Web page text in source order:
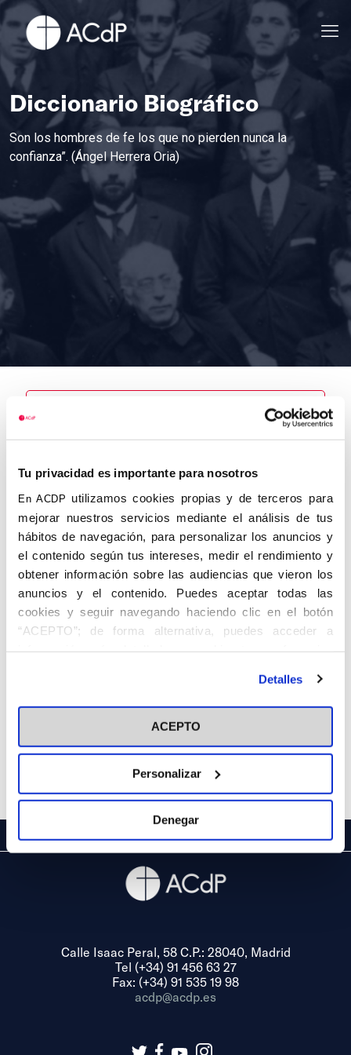
Tu privacidad es importante para nosotros
En ACDP utilizamos cookies propias y de terceros para
mejorar nuestros servicios mediante el análisis de tus
hábitos de navegación, para personalizar los anuncios y
el contenido según tus intereses, medir el rendimiento y
obtener información sobre las audiencias que vieron los
anuncios y el contenido. Puedes aceptar todas las
cookies y seguir navegando haciendo clic en el botón
“ACEPTO”; de forma alternativa, puedes acceder a
información más detallada y cambiar tus preferencias
en el botón "Personalizar". Para más información puedes
visitar nuestra Política de Cookies
Detalles
ACEPTO
Personalizar
Denegar
Diccionario Biográfico
Son los hombres de fe los que no pierden nunca la
confianza”. (Ángel Herrera Oria)
Lara y Lara,
Juan
Autor
Centro de
adscripción
Fecha de
nacimiento
31/08/1923
Lugar de
Fecha de
defunción
Lugar de
defunción
Calle Isaac Peral, 58 C.P.: 28040, Madrid
Tel (+34) 91 456 63 27
Fax: (+34) 91 535 19 98
acdp@acdp.es